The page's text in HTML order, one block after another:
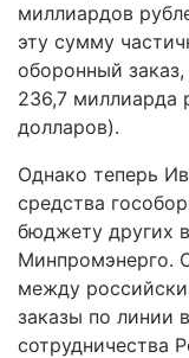
миллиардов
эту сумму
оборонный
236,7 миллиарда
долларов).
Однако теперь
средства
бюджету других
Минпромэнерго.
между
заказы по линии
сотрудничества